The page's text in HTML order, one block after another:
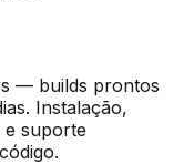
— builds prontos
Instalação,
e suporte